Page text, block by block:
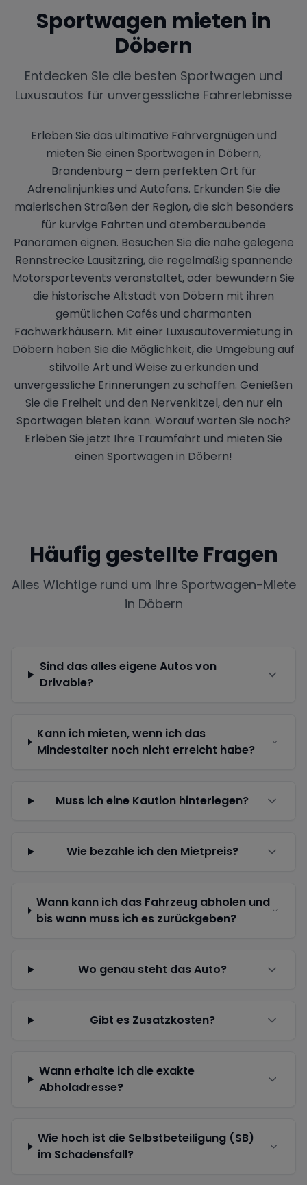
Range Rover
Sportwagen mieten in
Döbern
Entdecken Sie die besten Sportwagen und
Luxusautos für unvergessliche Fahrerlebnisse
Erleben Sie das ultimative Fahrvergnügen und
mieten Sie einen Sportwagen in Döbern,
Brandenburg – dem perfekten Ort für
Adrenalinjunkies und Autofans. Erkunden Sie die
malerischen Straßen der Region, die sich besonders
für kurvige Fahrten und atemberaubende
Panoramen eignen. Besuchen Sie die nahe gelegene
Rennstrecke Lausitzring, die regelmäßig spannende
Motorsportevents veranstaltet, oder bewundern Sie
die historische Altstadt von Döbern mit ihren
gemütlichen Cafés und charmanten
Fachwerkhäusern. Mit einer Luxusautovermietung in
Döbern haben Sie die Möglichkeit, die Umgebung auf
stilvolle Art und Weise zu erkunden und
unvergessliche Erinnerungen zu schaffen. Genießen
Sie die Freiheit und den Nervenkitzel, den nur ein
Sportwagen bieten kann. Worauf warten Sie noch?
Erleben Sie jetzt Ihre Traumfahrt und mieten Sie
einen Sportwagen in Döbern!
Häufig gestellte Fragen
Alles Wichtige rund um Ihre Sportwagen-Miete
in Döbern
Sind das alles eigene Autos von
Drivable?
Kann ich mieten, wenn ich das
Mindestalter noch nicht erreicht habe?
Muss ich eine Kaution hinterlegen?
Wie bezahle ich den Mietpreis?
Wann kann ich das Fahrzeug abholen und
bis wann muss ich es zurückgeben?
Wo genau steht das Auto?
Gibt es Zusatzkosten?
Wann erhalte ich die exakte
Abholadresse?
Wie hoch ist die Selbstbeteiligung (SB)
im Schadensfall?